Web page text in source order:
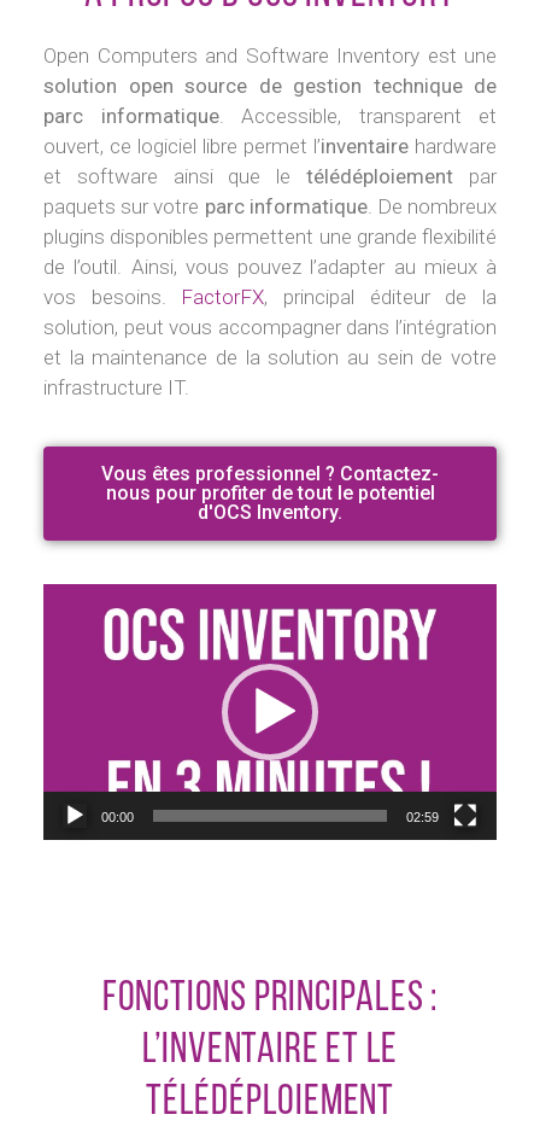
Open Computers and Software Inventory est une
solution open source de gestion technique de
parc informatique. Accessible, transparent et
ouvert, ce logiciel libre permet l’inventaire hardware
et software ainsi que letélédéploiement par
paquets sur votre parc informatique. De nombreux
plugins disponibles permettent une grande flexibilité
de l’outil. Ainsi, vous pouvez l’adapter au mieux à
vos besoins. FactorFX, principal éditeur de la
solution, peut vous accompagner dans l’intégration
et la maintenance de la solution au sein de votre
infrastructure IT.
Vous êtes professionnel ? Contactez-
nous pour profiter de tout le potentiel
d'OCS Inventory.
00:00 02:59
fonctions principales :
l’inventaire et le
télédéploiement